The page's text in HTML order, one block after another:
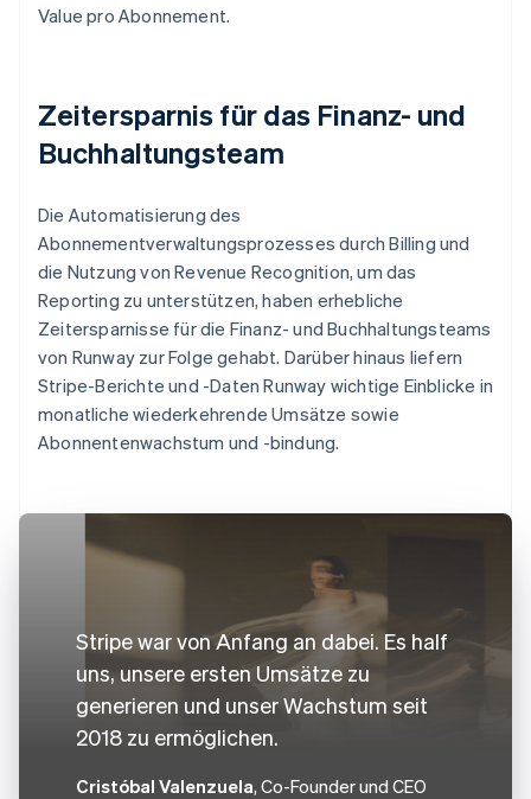
Value pro Abonnement.
Zeitersparnis für das Finanz- und
Buchhaltungsteam
Die Automatisierung des
Abonnementverwaltungsprozesses durch Billing und
die Nutzung von Revenue Recognition, um das
Reporting zu unterstützen, haben erhebliche
Zeitersparnisse für die Finanz- und Buchhaltungsteams
von Runway zur Folge gehabt. Darüber hinaus liefern
Stripe-Berichte und -Daten Runway wichtige Einblicke in
monatliche wiederkehrende Umsätze sowie
Abonnentenwachstum und -bindung.
Stripe war von Anfang an dabei. Es half
uns, unsere ersten Umsätze zu
generieren und unser Wachstum seit
2018 zu ermöglichen.
Cristóbal Valenzuela, Co-Founder und CEO